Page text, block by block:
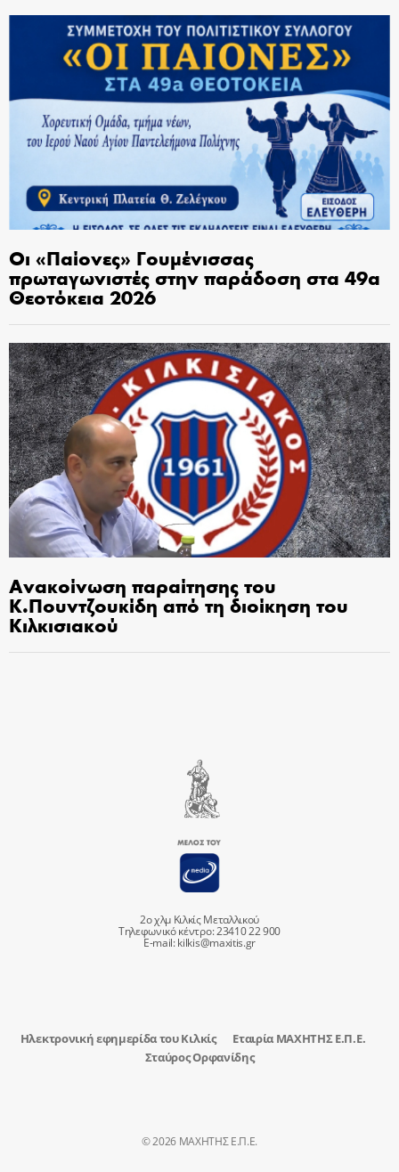
Οι «Παίονες» Γουμένισσας
πρωταγωνιστές στην παράδοση στα 49α
Θεοτόκεια 2026
Ανακοίνωση παραίτησης του
Κ.Πουντζουκίδη από τη διοίκηση του
Κιλκισιακού
2ο χλμ Κιλκίς Μεταλλικού
Τηλεφωνικό κέντρο: 23410 22 900
E-mail:kilkis@maxitis.gr
Ηλεκτρονική εφημερίδα του Κιλκίς
Εταιρία ΜΑΧΗΤΗΣ Ε.Π.Ε.
Σταύρος Ορφανίδης
© 2026 ΜΑΧΗΤΗΣ Ε.Π.Ε.